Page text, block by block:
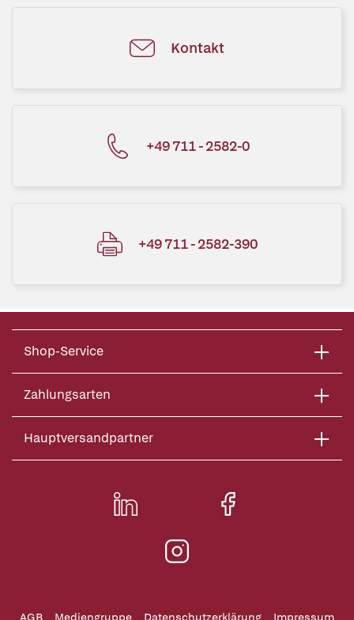
Kontakt
+49 711 - 2582-0
+49 711 - 2582-390
Shop-Service
Zahlungsarten
Hauptversandpartner
AGB Mediengruppe Datenschutzerklärung Impressum